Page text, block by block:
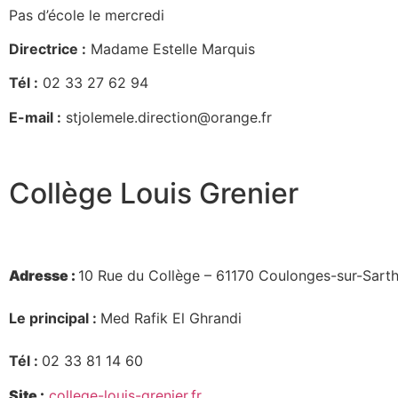
Pas d’école le mercredi
Directrice : Madame Estelle Marquis
Tél : 02 33 27 62 94
E-mail : stjolemele.direction@orange.fr
Collège Louis Grenier
Adresse : 10 Rue du Collège – 61170 Coulonges-sur-
Le principal : Med Rafik El Ghrandi
Tél : 02 33 81 14 60